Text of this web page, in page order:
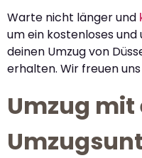
Warte nicht länger und
um ein kostenloses
deinen Umzug von
erhalten. Wir freuen
Umzug mit